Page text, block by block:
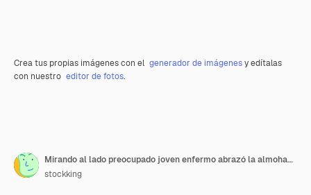
Crea tus propias imágenes con el generador de imágenesy edítalas
con nuestro editor de fotos.
Mirando al lado preocupado joven enfermo abrazó la almohada y sosteniendo un vaso de agua con pastillas aisladas sobre fondo verde
stockking